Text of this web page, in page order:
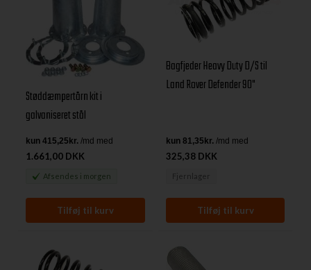
Støddæmpertårn kit i
galvaniseret stål
1.661,00 DKK
Afsendes i morgen
Bagfjeder Heavy Duty D/S til
Land Rover Defender 90"
325,38 DKK
Fjernlager